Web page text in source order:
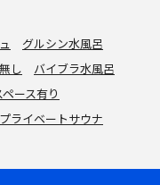
グルシン水風呂
し
バイブラ水風呂
ース有り
プライベートサウナ